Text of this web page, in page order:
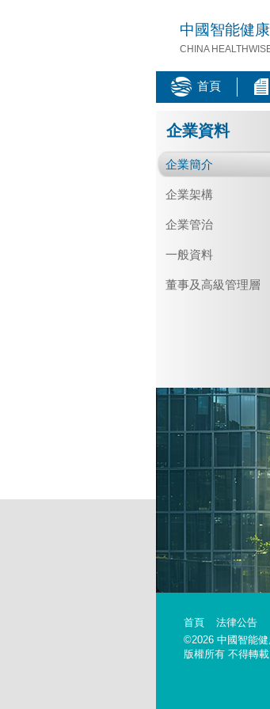
中國智能健
CHINA
首頁
企業資料
企業簡介
企業架構
企業管治
一般資料
董事及高級管理層
首頁
法律公告
©2026 中國智能健
版權所有 不得轉載